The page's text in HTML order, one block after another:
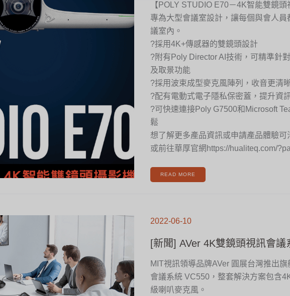
【POLY STUDIO E70－4K智能雙鏡頭
專為大型會議室設計，讓每個與會人
議室內。
?採用4K+傳感器的雙鏡頭設計
?附有Poly Director AI技術，可精準針
及取景功能
?採用波束成型麥克風陣列，收音更清
?配有電動式電子隱私保密蓋，提升資
?可快速連接Poly G7500和Microsoft
鬆
想了解更多產品資訊或申請產品體驗可
或前往華厚官網https://hualiteq.com/
－
4K
智
能
鏡
頭
視
訊
攝
影
機
READ MORE
2022-06-10
[新聞] AVer 4K雙鏡頭視訊會
MIT視訊領導品牌AVer 圓展台灣推出
會議系統 VC550，整套解決方案包含
級喇叭麥克風。
聞]
AVER
頭
視
議
系
統
VC550
新
上
市